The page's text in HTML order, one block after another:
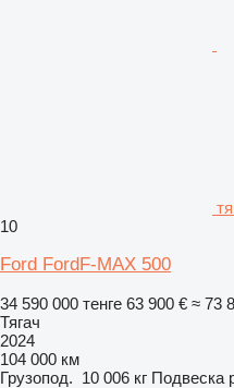
10
Ford FordF-MAX 500
34 590 000 тенге 63 900 € ≈ 73
Тягач
2024
104 000 км
Грузопод. 10 006 кг Подвеска